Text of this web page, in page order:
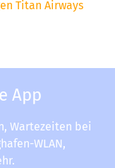
Titan Airways
App
Wartezeiten bei
WLAN,